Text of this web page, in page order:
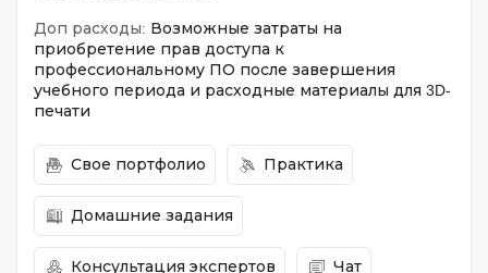
Доп расходы: Возможные затраты на
приобретение прав доступа к
профессиональному ПО после завершения
учебного периода и расходные материалы для 3D-
печати
Свое портфолио Практика
Домашние задания
Консультация экспертов Чат